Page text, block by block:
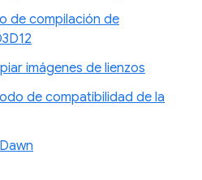
de compilación de
imágenes de lienzos
de compatibilidad de la